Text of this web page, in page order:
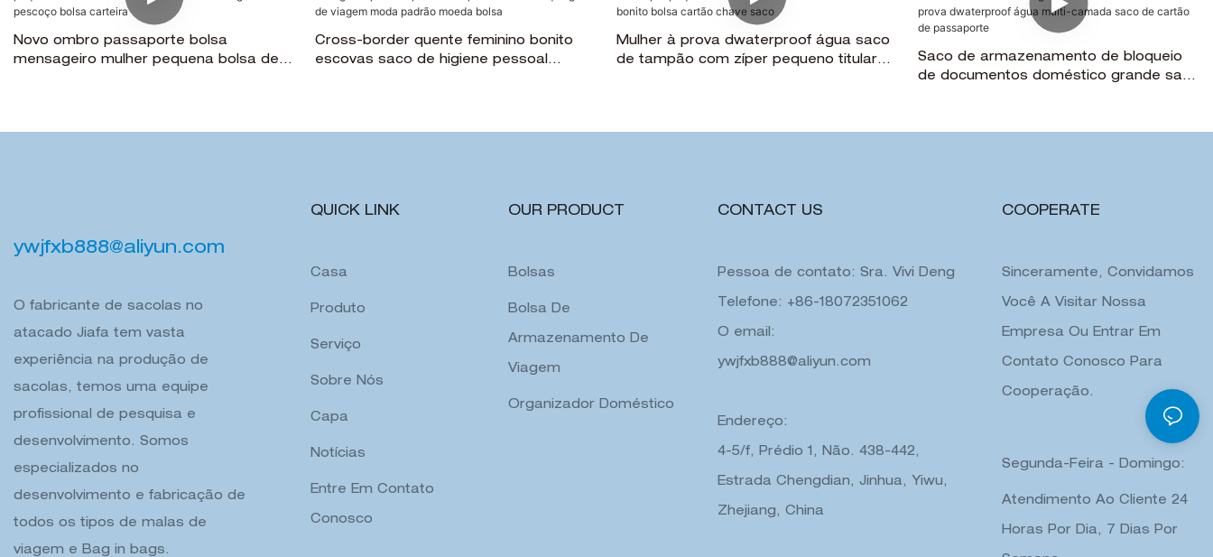
Novo ombro passaporte bolsa
mensageiro mulher pequena bolsa de
Cross-border quente feminino bonito
escovas saco de higiene pessoal
Mulher à prova dwaterproof água saco
de tampão com zíper pequeno titular
Saco de armazenamento de bloqueio
de documentos doméstico grande saco
passaporte
ywjfxb888@aliyun.com
O fabricante de sacolas no
atacado Jiafa tem vasta
experiência na produção de
sacolas, temos uma equipe
profissional de pesquisa e
desenvolvimento. Somos
especializados no
desenvolvimento e fabricação de
todos os tipos de malas de
viagem e Bag in bags.
QUICK LINK
Casa
Produto
Serviço
Sobre Nós
Capa
Notícias
Entre Em Contato
Conosco
OUR PRODUCT
Bolsas
Bolsa De
Armazenamento De
Viagem
Organizador Doméstico
CONTACT US
Pessoa de contato: Sra. Vivi Deng
Telefone: +86-18072351062
O email:
ywjfxb888@aliyun.com
Endereço:
4-5/f, Prédio 1, Não. 438-442,
Estrada Chengdian, Jinhua, Yiwu,
Zhejiang, China
COOPERATE
Sinceramente, Convidamos
Você A Visitar Nossa
Empresa Ou Entrar Em
Contato Conosco Para
Cooperação.
Segunda-Feira - Domingo:
Atendimento Ao Cliente 24
Horas Por Dia, 7 Dias Por